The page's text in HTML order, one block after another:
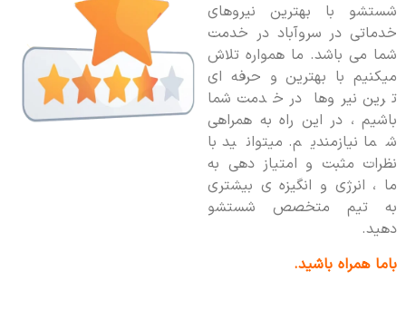
شستشو با بهترین نیروهای
خدماتی در سروآباد در خدمت
شما می باشد. ما همواره تلاش
میکنیم با بهترین و حرفه ای
ترین نیروها در خدمت شما
باشیم ، در این راه به همراهی
شما نیازمندیم. میتوانید با
نظرات مثبت و امتیاز دهی به
ما ، انرژی و انگیزه ی بیشتری
به تیم متخصص شستشو
دهید.
باما همراه باشید.